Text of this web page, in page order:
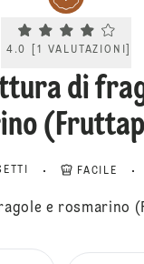
Current
4.0 1 VALUTAZIONI
di
FACILE
e rosmarino